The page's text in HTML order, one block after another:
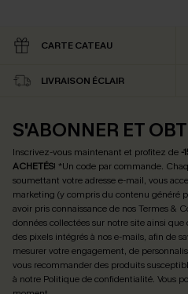
CARTE CATEAU
LIVRAISON ÉCLAIR
S'ABONNER ET
Inscrivez-vous maintenant et profitez de -
ACHETÉS! *Un code par commande.
soumettant votre adresse e-mail, vous
marketing (y compris du contenu généré
avoir pris connaissance de nosTermes &
données collectées sur notre site ainsi
des pixels intégrés à nos e-mails, afin de
mesurer votre engagement, de
vous recommander des produits
à notre Politique de confidentialité. Vous